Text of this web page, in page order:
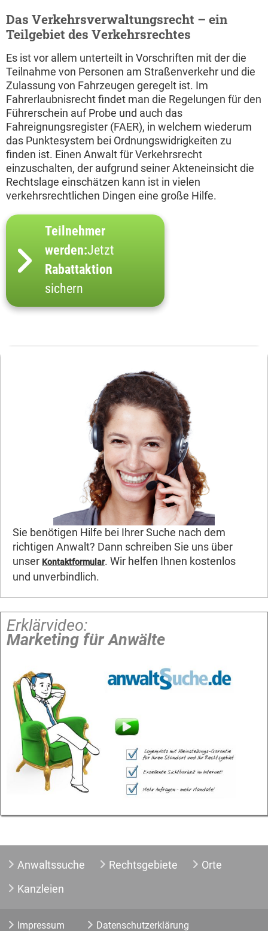
Das Verkehrsverwaltungsrecht – ein
Teilgebiet des Verkehrsrechtes
Es ist vor allem unterteilt in Vorschriften mit der die
Teilnahme von Personen am Straßenverkehr und die
Zulassung von Fahrzeugen geregelt ist. Im
Fahrerlaubnisrecht findet man die Regelungen für den
Führerschein auf Probe und auch das
Fahreignungsregister (FAER), in welchem wiederum
das Punktesystem bei Ordnungswidrigkeiten zu
finden ist. Einen Anwalt für Verkehrsrecht
einzuschalten, der aufgrund seiner Akteneinsicht die
Rechtslage einschätzen kann ist in vielen
verkehrsrechtlichen Dingen eine große Hilfe.
Teilnehmer
werden:Jetzt
Rabattaktion
sichern
Sie benötigen Hilfe bei Ihrer Suche nach dem
richtigen Anwalt? Dann schreiben Sie uns über
unser Kontaktformular. Wir helfen Ihnen kostenlos
und unverbindlich.
Erklärvideo:
Marketing für Anwälte
Anwaltssuche Rechtsgebiete
Orte
Kanzleien
Impressum Datenschutzerklärung